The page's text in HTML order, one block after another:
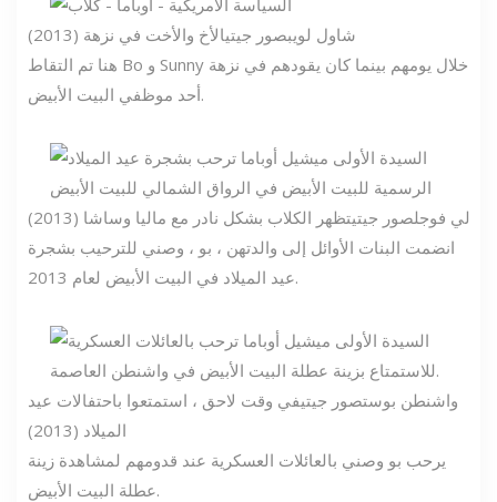
شاول لويبصور جيتيالأخ والأخت في نزهة (2013)
هنا تم التقاط Bo و Sunny خلال يومهم بينما كان يقودهم في نزهة
أحد موظفي البيت الأبيض.
لي فوجلصور جيتيتظهر الكلاب بشكل نادر مع ماليا وساشا (2013)
انضمت البنات الأوائل إلى والدتهن ، بو ، وصني للترحيب بشجرة
عيد الميلاد في البيت الأبيض لعام 2013.
واشنطن بوستصور جيتيفي وقت لاحق ، استمتعوا باحتفالات عيد
الميلاد (2013)
يرحب بو وصني بالعائلات العسكرية عند قدومهم لمشاهدة زينة
عطلة البيت الأبيض.